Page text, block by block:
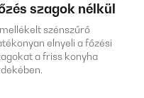
szagok nélkül
szénszűrő
elnyeli a főzési
a friss konyha